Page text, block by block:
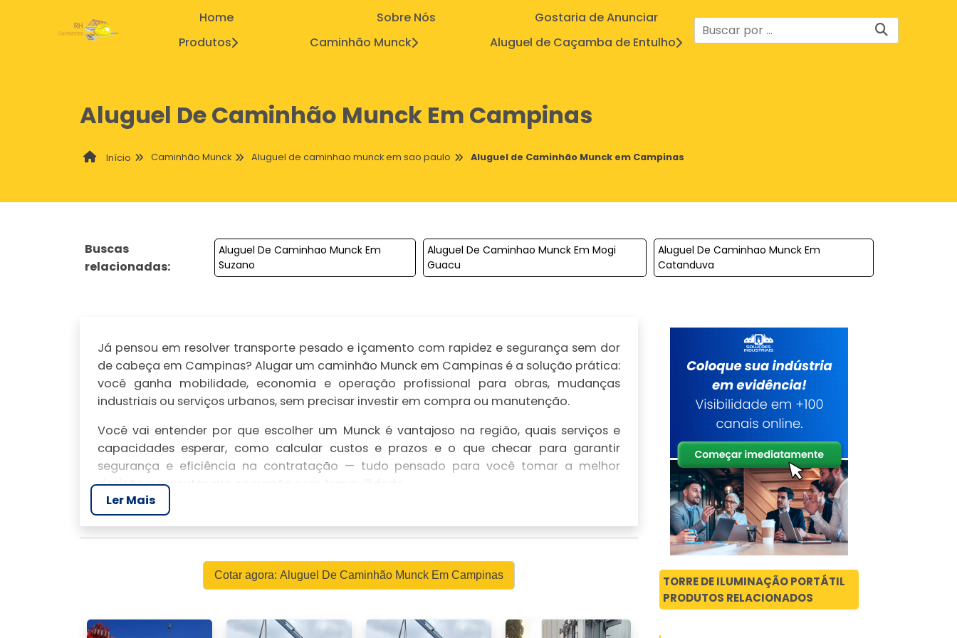
Home Sobre Nós
Gostaria de Anunciar
Produtos
Caminhão Munck Aluguel de Caçamba de Entulho
Aluguel De Caminhão Munck Em Campinas
Início Caminhão Munck Aluguel de caminhao munck em sao paulo Aluguel de Caminhão Munck em Campinas
Buscas
relacionadas:
Aluguel De Caminhao Munck Em
Suzano
Aluguel De Caminhao Munck Em Mogi
Guacu
Aluguel De Caminhao Munck Em
Catanduva
Já pensou em resolver transporte pesado e içamento com rapidez e segurança sem dor
de cabeça em Campinas? Alugar um caminhão Munck em Campinas é a solução prática:
você ganha mobilidade, economia e operação profissional para obras, mudanças
industriais ou serviços urbanos, sem precisar investir em compra ou manutenção.
Você vai entender por que escolher um Munck é vantajoso na região, quais serviços e
capacidades esperar, como calcular custos e prazos e o que checar para garantir
segurança e eficiência na contratação — tudo pensado para você tomar a melhor
decisão e executar sua operação com tranquilidade.
SOLUÇÕES E SERVIÇOS DE ALUGUEL DE CAMINHÃO
MUNCK EM CAMPINAS PARA OBRAS E INDÚSTRIAS
Eu ofereço soluções práticas para obras e indústrias com foco em movimentação
pesada, segurança e eficiência operacional através do Aluguel de Caminhão Munck em
Ler Mais
Cotar agora: Aluguel De Caminhão Munck Em Campinas
TORRE DE ILUMINAÇÃO PORTÁTIL
PRODUTOS RELACIONADOS